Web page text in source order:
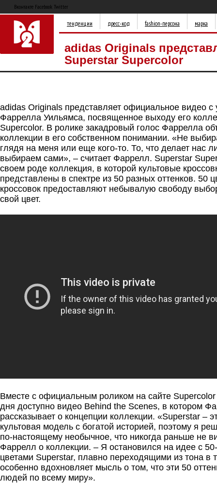
Вконтакте Facebook Twitter
тенденции дресс-код fashion-персона марка
adidas Originals
Superstar Supercolor
adidas Originals представляет официальное видео с
Фаррелла Уильямса, посвященное выходу его
Supercolor. В ролике закадровый голос Фаррелла
коллекции в его собственном понимании. «Не
глядя на меня или еще кого-то. То, что делает нас
выбираем сами», – считает Фаррелл. Superstar
своем роде коллекция, в которой культовые
представлены в спектре из 50 разных оттенков. 50
кроссовок предоставляют небывалую свободу
свой цвет.
Вместе с официальным роликом на сайте Supercolor
дня доступно видео Behind the Scenes, в котором
рассказывает о концепции коллекции. «Superstar –
культовая модель с богатой историей, поэтому я
по-настоящему необычное, что никогда раньше не
Фаррелл о коллекции. – Я остановился на идее с
цветами Superstar, плавно переходящими из тона в
особенно вдохновляет мысль о том, что эти 50
людей по всему миру».